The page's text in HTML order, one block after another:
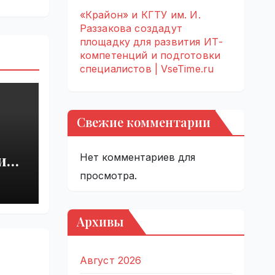
«Крайон» и КГТУ им. И.
Раззакова создадут
площадку для развития ИТ-
компетенций и подготовки
специалистов | VseTime.ru
Свежие комментарии
Нет комментариев для
просмотра.
Архивы
Август 2026